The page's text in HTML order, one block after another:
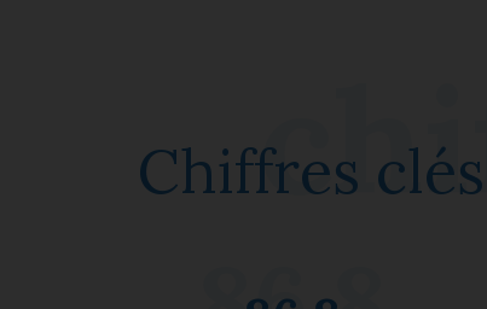
Chiffres clés